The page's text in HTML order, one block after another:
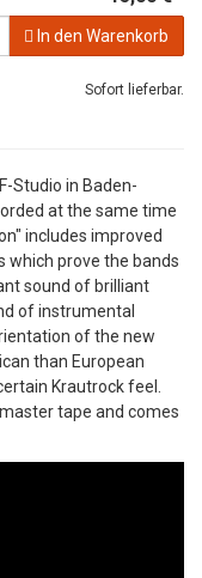
In den Warenkorb
Sofort lieferbar.
Studio in Baden-
at the same time
includes improved
which prove the bands
sound of brilliant
of instrumental
of the new
than European
Krautrock feel.
tape and comes